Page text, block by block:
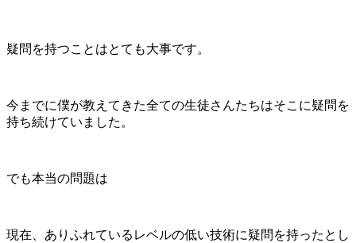
疑問を持つことはとても大事です。
今までに僕が教えてきた全ての生徒さんたちはそこに疑問を
持ち続けていました。
でも本当の問題は
現在、ありふれているレベルの低い技術に疑問を持ったとし